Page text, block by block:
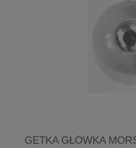
GETKA GŁÓWKA